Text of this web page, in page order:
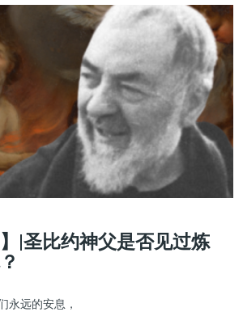
】|圣比约神父是否见过炼
永远的安息，